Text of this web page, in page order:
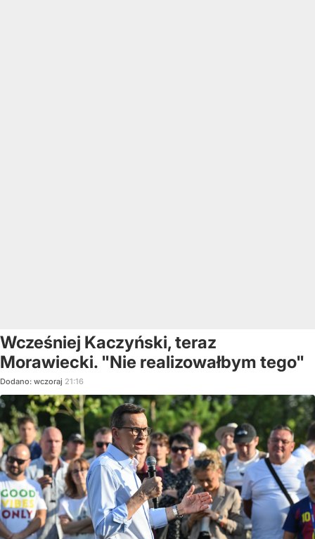
Wcześniej Kaczyński, teraz
Morawiecki. "Nie realizowałbym tego"
Dodano: wczoraj 21:16